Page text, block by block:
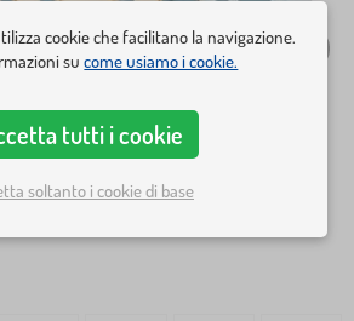
cookie che facilitano la navigazione.
sucome usiamo i cookie.
tutti i cookie
soltanto i cookie di base